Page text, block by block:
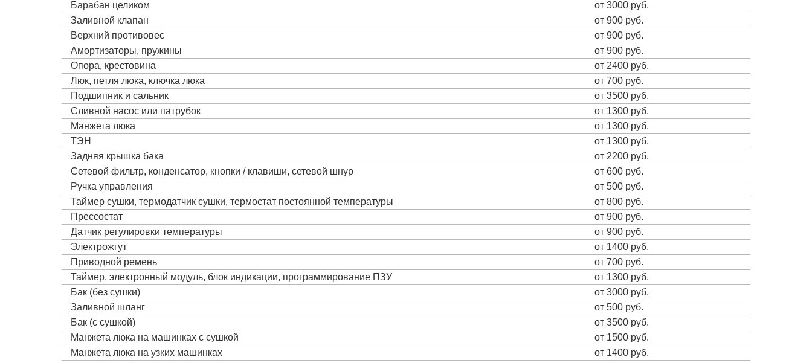
Барабан целиком
от 3000 руб.
Заливной клапан
от 900 руб.
Верхний противовес
от 900 руб.
Амортизаторы, пружины
от 900 руб.
Опора, крестовина
от 2400 руб.
Люк, петля люка, ключка люка
от 700 руб.
Подшипник и сальник
от 3500 руб.
Сливной насос или патрубок
от 1300 руб.
Манжета люка
от 1300 руб.
ТЭН
от 1300 руб.
Задняя крышка бака
от 2200 руб.
Сетевой фильтр, конденсатор, кнопки / клавиши, сетевой шнур
от 600 руб.
Ручка управления
от 500 руб.
Таймер сушки, термодатчик сушки, термостат постоянной температуры
от 800 руб.
Прессостат
от 900 руб.
Датчик регулировки температуры
от 900 руб.
Электрожгут
от 1400 руб.
Приводной ремень
от 700 руб.
Таймер, электронный модуль, блок индикации, программирование ПЗУ
от 1300 руб.
Бак (без сушки)
от 3000 руб.
Заливной шланг
от 500 руб.
Бак (с сушкой)
от 3500 руб.
Манжета люка на машинках с сушкой
от 1500 руб.
Манжета люка на узких машинках
от 1400 руб.